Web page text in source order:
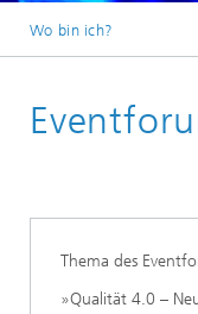
Wo bin ich?
Rückblick
Thema des
»Qualität 4.0 –